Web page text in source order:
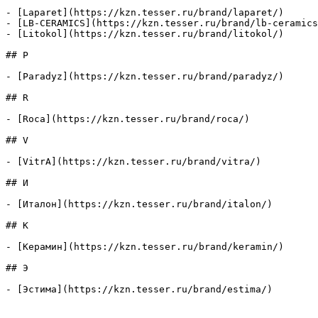
- [Laparet](https://kzn.tesser.ru/brand/laparet/)
- [LB-CERAMICS](https://kzn.tesser.ru/brand/lb-
- [Litokol](https://kzn.tesser.ru/brand/litokol/)
## P
- [Paradyz](https://kzn.tesser.ru/brand/paradyz/)
## R
- [Roca](https://kzn.tesser.ru/brand/roca/)
## V
- [VitrA](https://kzn.tesser.ru/brand/vitra/)
## И
- [Италон](https://kzn.tesser.ru/brand/italon/)
## К
- [Керамин](https://kzn.tesser.ru/brand/keramin/)
## Э
- [Эстима](https://kzn.tesser.ru/brand/estima/)